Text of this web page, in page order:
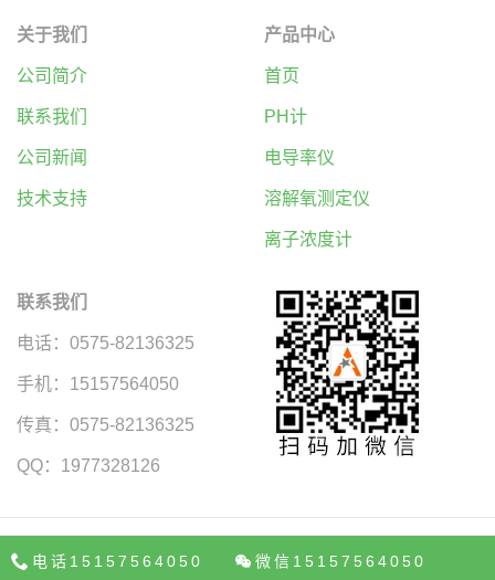
关于我们
公司简介
联系我们
公司新闻
技术支持
产品中心
首页
PH计
电导率仪
溶解氧测定仪
离子浓度计
联系我们
电话：0575-82136325
手机：15157564050
传真：0575-82136325
QQ：1977328126
上海彼爱姆 生物显微镜 荧光显微镜 偏光显微镜 体视显微镜 金相显微镜
电话15157564050 微信15157564050